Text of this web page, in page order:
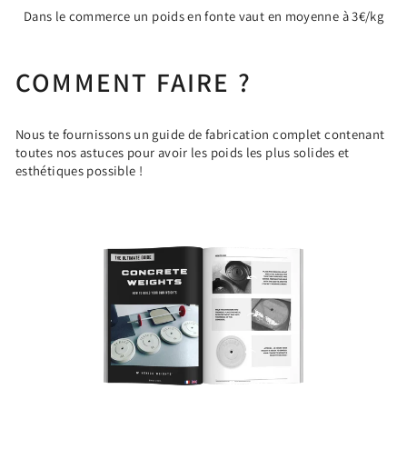
Dans le commerce un poids en fonte vaut en moyenne à 3€/kg
COMMENT FAIRE ?
Nous te fournissons un guide de fabrication complet contenant
toutes nos astuces pour avoir les poids les plus solides et
esthétiques possible !